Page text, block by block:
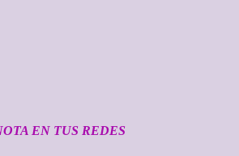
EN TUS REDES